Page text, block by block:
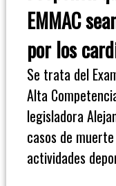
Columna
Opinión
Radioinforme
Fútbol
EMMAC
por los
Se trata del
Alta
legisladora
casos de
actividades